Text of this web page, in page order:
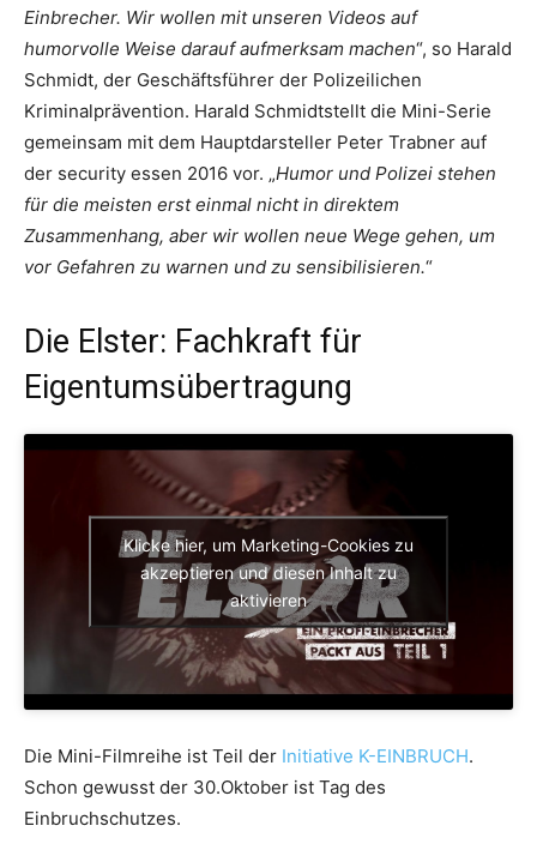
Einbrecher. Wir wollen mit unseren Videos auf
humorvolle Weise darauf aufmerksam machen“, so Harald
Schmidt, der Geschäftsführer der Polizeilichen
Kriminalprävention. Harald Schmidtstellt die Mini-Serie
gemeinsam mit dem Hauptdarsteller Peter Trabner auf
der security essen 2016 vor. „Humor und Polizei stehen
für die meisten erst einmal nicht in direktem
Zusammenhang, aber wir wollen neue Wege gehen, um
vor Gefahren zu warnen und zu sensibilisieren.“
Die Elster: Fachkraft für
Eigentumsübertragung
Klicke hier, um Marketing-Cookies zu
akzeptieren und diesen Inhalt zu
aktivieren
Die Mini-Filmreihe ist Teil der Initiative K-EINBRUCH.
Schon gewusst der 30.Oktober ist Tag des
Einbruchschutzes.